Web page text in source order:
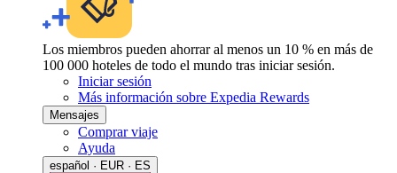
Los miembros pueden ahorrar al menos un 10 % en más de
100 000 hoteles de todo el mundo tras iniciar sesión.
Iniciar sesión
Más información sobre Expedia Rewards
Mensajes
Comprar viaje
Ayuda
español · EUR · ES